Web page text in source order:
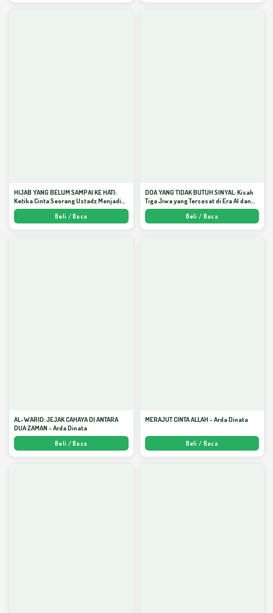
HIJAB YANG BELUM SAMPAI KE HATI:
Ketika Cinta Seorang Ustadz Menjadi
Cermin yang Paling Kejam - Arda
Beli / Baca
DOA YANG TIDAK BUTUH SINYAL: Kisah
Tiga Jiwa yang Tersesat di Era AI dan
Menemukan Jalan Pulang di Bulan
Ramadhan" - Arda Dinata
Beli / Baca
AL-WARID: JEJAK CAHAYA DI ANTARA
DUA ZAMAN - Arda Dinata
Beli / Baca
MERAJUT CINTA ALLAH - Arda Dinata
Beli / Baca